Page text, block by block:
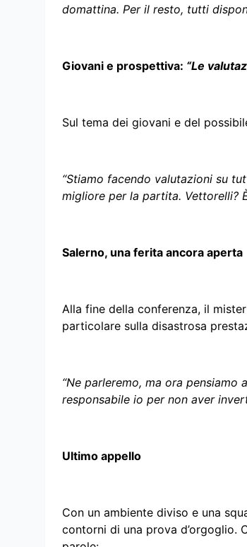
domattina. Per il resto, tutti
Giovani e prospettiva: “Le
Sul tema dei giovani e del
“Stiamo facendo valutazioni su
migliore per la partita. Vettorelli?
Salerno, una ferita ancora aperta
Alla fine della conferenza, il
particolare sulla disastrosa
“Ne parleremo, ma ora
responsabile io per non aver
Ultimo appello
Con un ambiente diviso e una
contorni di una prova d’orgoglio.